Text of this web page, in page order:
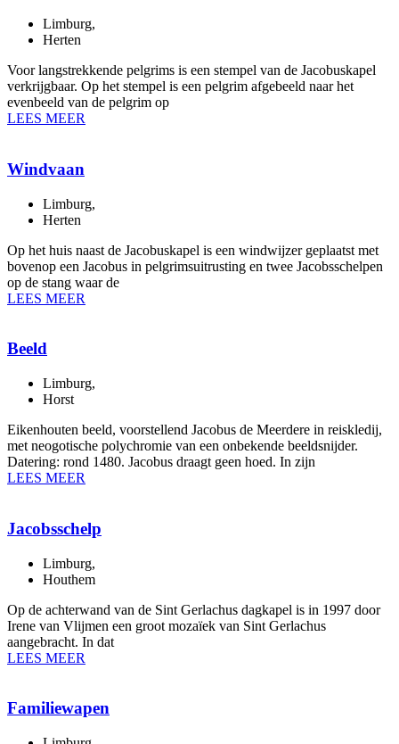
Limburg,
Herten
Voor langstrekkende pelgrims is een stempel van de Jacobuskapel
verkrijgbaar. Op het stempel is een pelgrim afgebeeld naar het
evenbeeld van de pelgrim op
LEES MEER
Windvaan
Limburg,
Herten
Op het huis naast de Jacobuskapel is een windwijzer geplaatst met
bovenop een Jacobus in pelgrimsuitrusting en twee Jacobsschelpen
op de stang waar de
LEES MEER
Beeld
Limburg,
Horst
Eikenhouten beeld, voorstellend Jacobus de Meerdere in reiskledij,
met neogotische polychromie van een onbekende beeldsnijder.
Datering: rond 1480. Jacobus draagt geen hoed. In zijn
LEES MEER
Jacobsschelp
Limburg,
Houthem
Op de achterwand van de Sint Gerlachus dagkapel is in 1997 door
Irene van Vlijmen een groot mozaïek van Sint Gerlachus
aangebracht. In dat
LEES MEER
Familiewapen